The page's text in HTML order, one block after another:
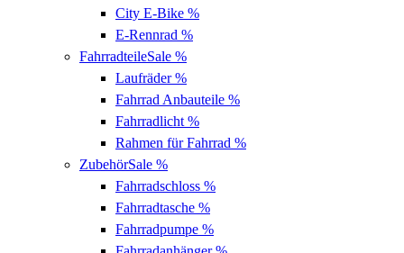
City E-Bike %
E-Rennrad %
FahrradteileSale %
Laufräder%
Fahrrad Anbauteile %
Fahrradlicht %
Rahmen für Fahrrad %
ZubehörSale %
Fahrradschloss %
Fahrradtasche %
Fahrradpumpe %